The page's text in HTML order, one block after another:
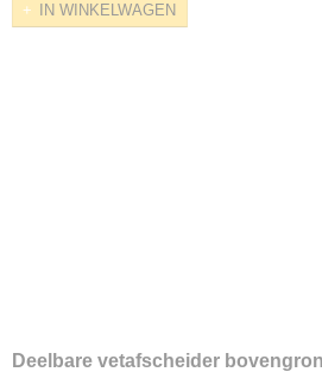
IN WINKELWAGEN
Deelbare vetafscheider